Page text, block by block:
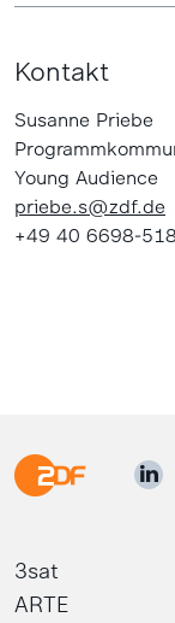
Kontakt
Susanne Priebe
Young Audience
priebe.s@zdf.de
+49 40 6698-
3sat
ARTE